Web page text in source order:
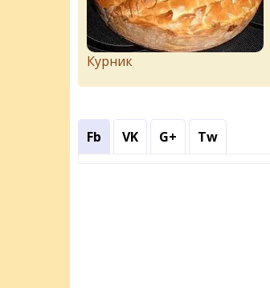
Курник
Fb VK G+ Tw